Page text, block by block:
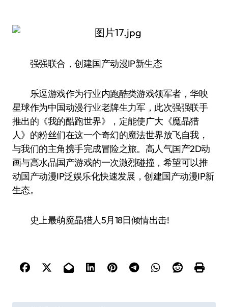
强强联合，创建国产动漫IP新生态
乐逗游戏作为行业内跑酷类游戏领军者，华映
星球作为中国动漫行业老牌生力军，此次强强联手
推出的《我的酷跑世界》，定能使广大《魔晶猎
人》的粉丝们在这一个奇幻的魔法世界放飞自我，
与我们的主角携手完成冒险之旅。高人气国产2D动
画与高水品国产游戏的一次激烈碰撞，希望可以推
动国产动漫IP泛娱乐化快速发展，创建国产动漫IP新
生态。
史上最萌魔晶猎人5月18日倾情出击!